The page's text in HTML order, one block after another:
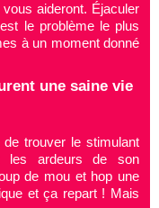
aideront. Éjaculer
le problème le plus
à un moment donné
une saine vie
de trouver le stimulant
les ardeurs de son
de mou et hop une
et ça repart ! Mais